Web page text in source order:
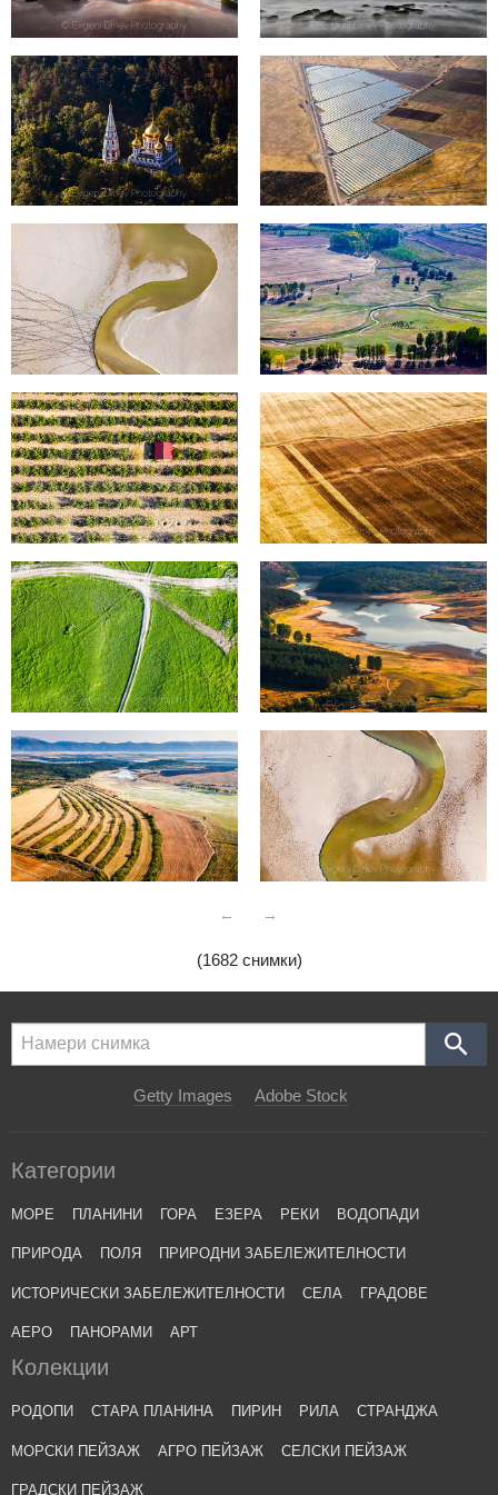
← →
(1682 снимки)
Getty Images Adobe Stock
Категории
МОРЕ ПЛАНИНИ ГОРА ЕЗЕРА РЕКИ ВОДОПАДИ
ПРИРОДА ПОЛЯ ПРИРОДНИ ЗАБЕЛЕЖИТЕЛНОСТИ
ИСТОРИЧЕСКИ ЗАБЕЛЕЖИТЕЛНОСТИ СЕЛА ГРАДОВЕ
АЕРО ПАНОРАМИ АРТ
Колекции
РОДОПИ СТАРА ПЛАНИНА ПИРИН РИЛА СТРАНДЖА
МОРСКИ ПЕЙЗАЖ АГРО ПЕЙЗАЖ СЕЛСКИ ПЕЙЗАЖ
ГРАДСКИ ПЕЙЗАЖ